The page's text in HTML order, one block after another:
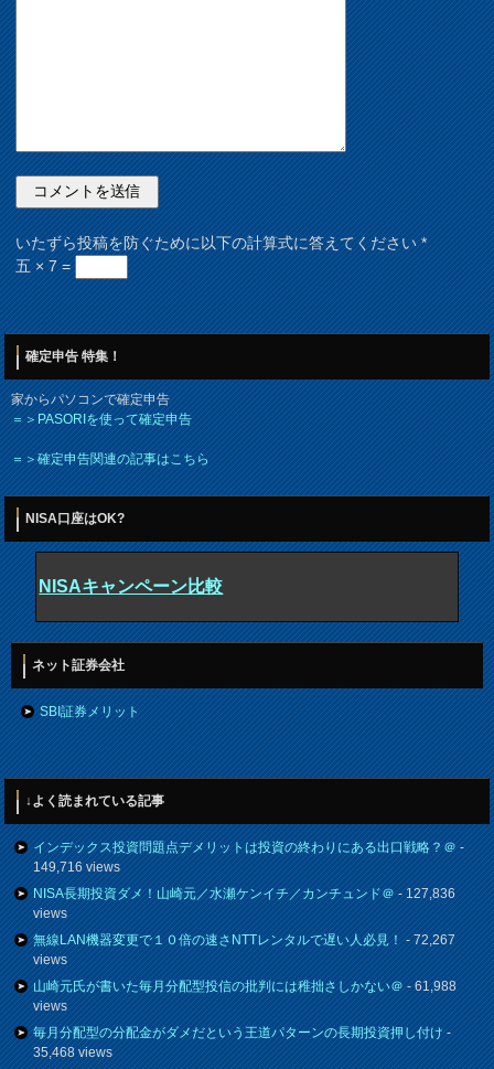
いたずら投稿を防ぐために以下の計算式に答えてください*
五 × 7 =
確定申告 特集！
家からパソコンで確定申告
＝＞PASORIを使って確定申告
＝＞確定申告関連の記事はこちら
NISA口座はOK?
NISAキャンペーン比較
ネット証券会社
SBI証券メリット
↓よく読まれている記事
インデックス投資問題点デメリットは投資の終わりにある出口戦略？＠-
149,716 views
NISA長期投資ダメ！山崎元／水瀬ケンイチ／カンチュンド＠- 127,836
views
無線LAN機器変更で１０倍の速さNTTレンタルで遅い人必見！- 72,267
views
山崎元氏が書いた毎月分配型投信の批判には稚拙さしかない＠- 61,988
views
毎月分配型の分配金がダメだという王道パターンの長期投資押し付け-
35,468 views